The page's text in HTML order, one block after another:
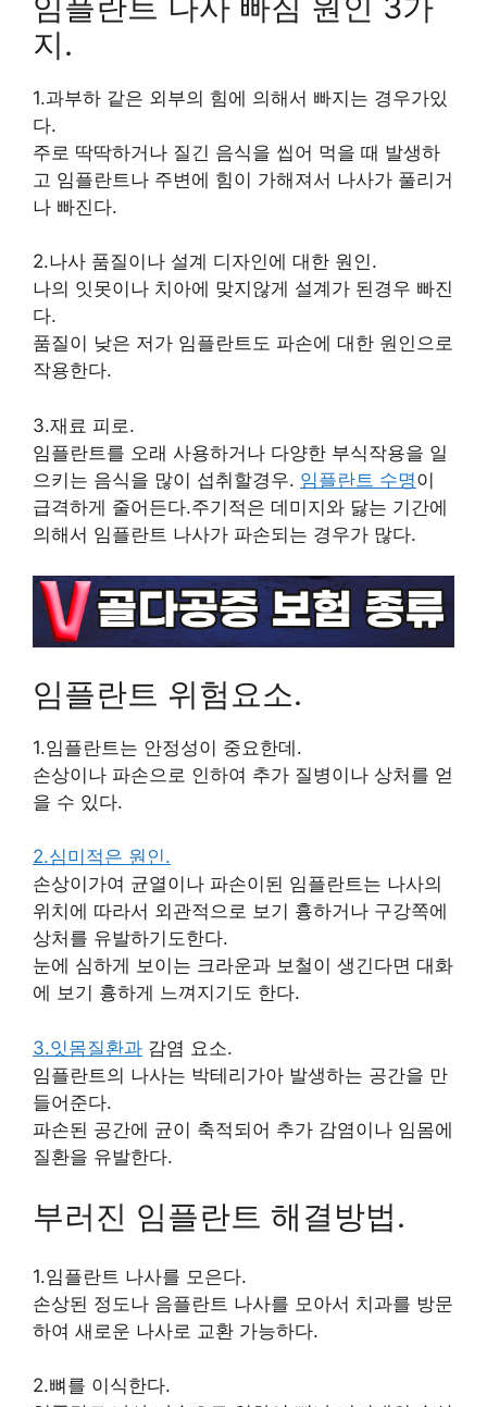
지.
1.과부하 같은 외부의 힘에 의해서 빠지는 경우가있
다.
주로 딱딱하거나 질긴 음식을 씹어 먹을 때 발생하
고 임플란트나 주변에 힘이 가해져서 나사가 풀리거
나 빠진다.
2.나사 품질이나 설계 디자인에 대한 원인.
나의 잇못이나 치아에 맞지않게 설계가 된경우 빠진
다.
품질이 낮은 저가 임플란트도 파손에 대한 원인으로
작용한다.
3.재료 피로.
임플란트를 오래 사용하거나 다양한 부식작용을 일
으키는 음식을 많이 섭취할경우. 임플란트 수명이
급격하게 줄어든다.주기적은 데미지와 닳는 기간에
의해서 임플란트 나사가 파손되는 경우가 많다.
임플란트 위험요소.
1.임플란트는 안정성이 중요한데.
손상이나 파손으로 인하여 추가 질병이나 상처를 얻
을 수 있다.
2.심미적은 원인.
손상이가여 균열이나 파손이된 임플란트는 나사의
위치에 따라서 외관적으로 보기 흉하거나 구강쪽에
상처를 유발하기도한다.
눈에 심하게 보이는 크라운과 보철이 생긴다면 대화
에 보기 흉하게 느껴지기도 한다.
3.잇몸질환과 감염 요소.
임플란트의 나사는 박테리가아 발생하는 공간을 만
들어준다.
파손된 공간에 균이 축적되어 추가 감염이나 임몸에
질환을 유발한다.
부러진 임플란트 해결방법.
1.임플란트 나사를 모은다.
손상된 정도나 음플란트 나사를 모아서 치과를 방문
하여 새로운 나사로 교환 가능하다.
2.뼈를 이식한다.